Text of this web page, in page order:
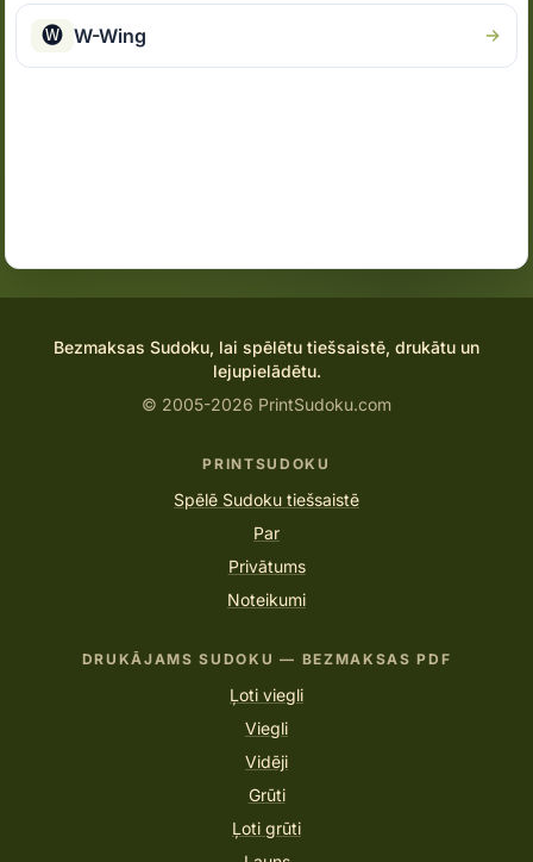
🅦 W-Wing
Bezmaksas Sudoku, lai spēlētu tiešsaistē, drukātu un
lejupielādētu.
© 2005-2026 PrintSudoku.com
PRINTSUDOKU
Spēlē Sudoku tiešsaistē
Par
Privātums
Noteikumi
DRUKĀJAMS SUDOKU — BEZMAKSAS PDF
Ļoti viegli
Viegli
Vidēji
Grūti
Ļoti grūti